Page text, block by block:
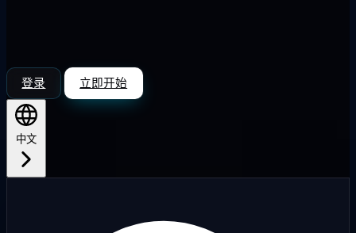
登录 立即开始
中文